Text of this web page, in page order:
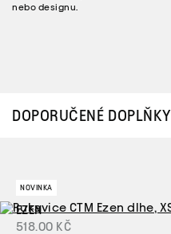
nebo designu.
DOPORUČENÉ DOPLŇKY
NOVINKA
EZEN
518.00 KČ